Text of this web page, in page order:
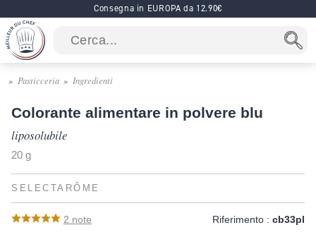
Consegna in EUROPA da 12.90€
Pasticceria Ingredienti
Colorante alimentare in polvere blu
liposolubile
20 g
SELECTARÔME
2 note Riferimento : cb33pl